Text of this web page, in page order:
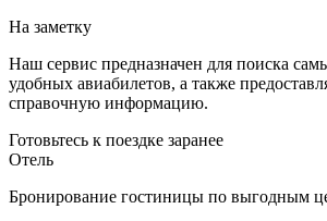
На заметку
Наш сервис предназначен для поиска
удобных авиабилетов, а также
справочную информацию.
Готовьтесь к поездке заранее
Отель
Бронирование гостиницы по выгодным